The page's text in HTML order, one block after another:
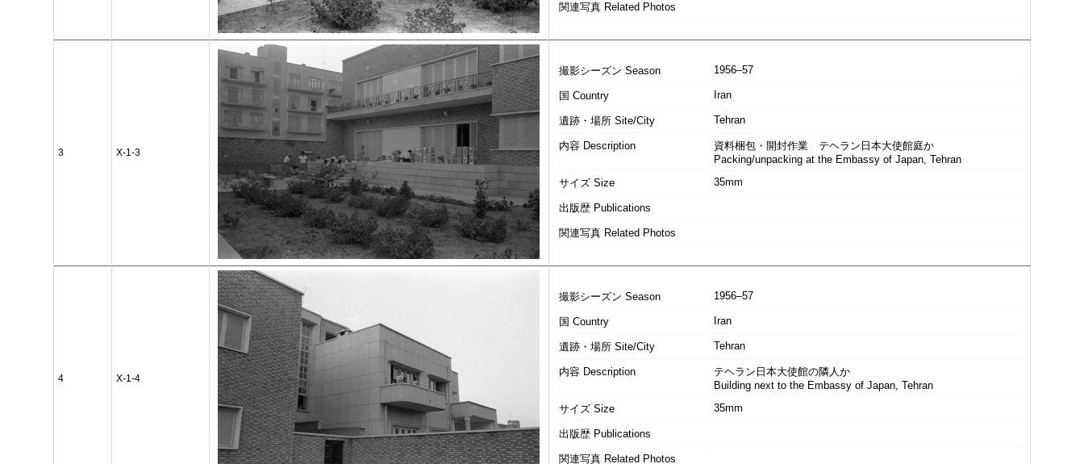
関連写真 Related Photos
3 X-1-3
撮影シーズン Season 1956–57
国 Country Iran
遺跡・場所 Site/City Tehran
内容 Description
資料梱包・開封作業 テヘラン日本大使館庭か
Packing/unpacking at the Embassy of Japan, Tehran
サイズ Size
35mm
出版歴 Publications
関連写真 Related Photos
4 X-1-4
撮影シーズン Season 1956–57
国 Country Iran
遺跡・場所 Site/City Tehran
内容 Description
テヘラン日本大使館の隣人か
Building next to the Embassy of Japan, Tehran
サイズ Size
35mm
出版歴 Publications
関連写真 Related Photos